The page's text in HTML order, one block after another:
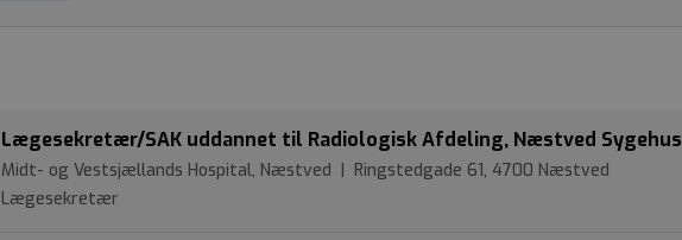
Lægesekretær/SAK uddannet til Radiologisk Afdeling, Næstved Sygehus
Midt- og Vestsjællands Hospital, Næstved | Ringstedgade 61, 4700 Næstved
Lægesekretær